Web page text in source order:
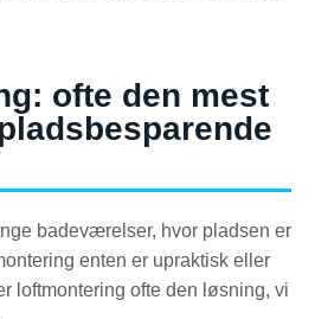
ofte den mest
badeværelser, hvor pladsen er
enten er upraktisk eller
loftmontering ofte den løsning, vi